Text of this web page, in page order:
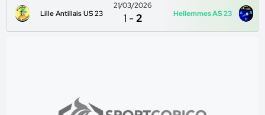
Lille Antillais US 23
21/03/2026
1 -2 Hellemmes AS 23